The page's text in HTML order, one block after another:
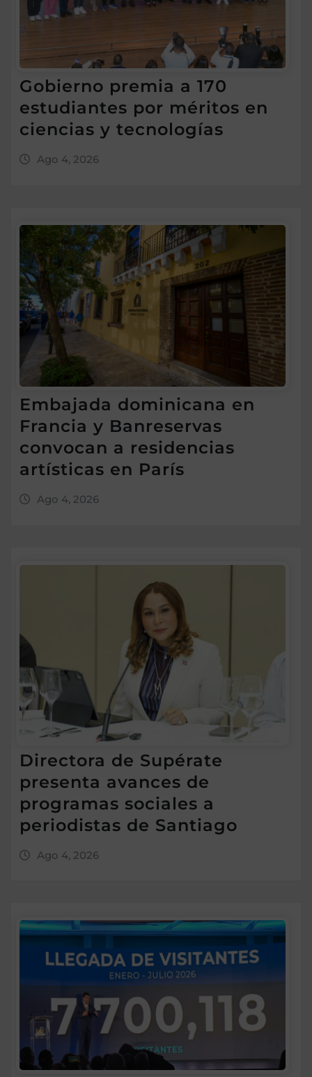
Gobierno premia a 170
estudiantes por méritos en
ciencias y tecnologías
Ago 4, 2026
Embajada dominicana en
Francia y Banreservas
convocan a residencias
artísticas en París
Ago 4, 2026
Directora de Supérate
presenta avances de
programas sociales a
periodistas de Santiago
Ago 4, 2026